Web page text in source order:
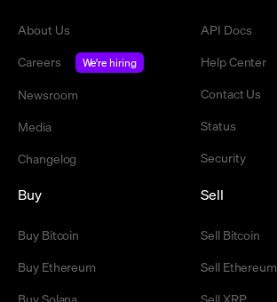
About Us
Careers
We're hiring
Newsroom
Media
Changelog
API Docs
Help Center
Contact Us
Status
Security
Buy
Buy Bitcoin
Buy Ethereum
Sell
Sell Bitcoin
Sell Ethereum